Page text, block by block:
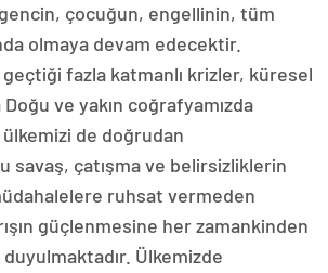
gencin, çocuğun, engellinin, tüm
olmaya devam edecektir.
geçtiği fazla katmanlı krizler, küresel
ve yakın coğrafyamızda
de doğrudan
savaş, çatışma ve belirsizliklerin
ruhsat vermeden
güçlenmesine her zamankinden
Ülkemizde